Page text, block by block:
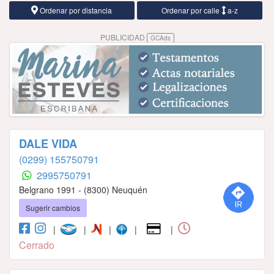
Ordenar por distancia Ordenar por calle a-z
PUBLICIDAD GCAds
DALE VIDA
(0299) 155750791
2995750791
Belgrano 1991 - (8300) Neuquén
Sugerir cambios
| | | | |
Cerrado